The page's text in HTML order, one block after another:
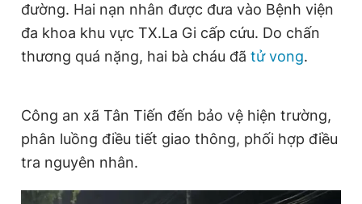
đường. Hai nạn nhân được đưa vào Bệnh viện
đa khoa khu vực TX.La Gi cấp cứu. Do chấn
thương quá nặng, hai bà cháu đã tử vong.
Công an xã Tân Tiến đến bảo vệ hiện trường,
phân luồng điều tiết giao thông, phối hợp điều
tra nguyên nhân.